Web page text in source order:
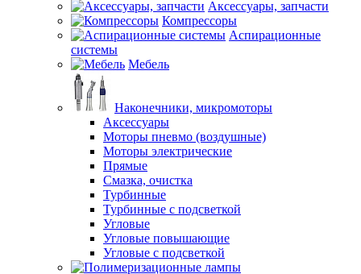
Аксессуары, запчасти
Компрессоры
Аспирационные
системы
Мебель
Наконечники, микромоторы
Аксессуары
Моторы пневмо (воздушные)
Моторы электрические
Прямые
Смазка, очистка
Турбинные
Турбинные с подсветкой
Угловые
Угловые повышающие
Угловые с подсветкой